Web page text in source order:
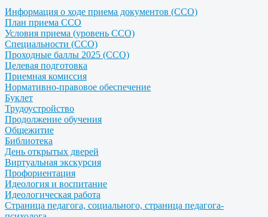
Информация о ходе приема документов (ССО)
План приема ССО
Условия приема (уровень ССО)
Специальности (ССО)
Проходные баллы 2025 (ССО)
Целевая подготовка
Приемная комиссия
Нормативно-правовое обеспечение
Буклет
Трудоустройство
Продолжение обучения
Общежитие
Библиотека
День открытых дверей
Виртуальная экскурсия
Профориентация
Идеология и воспитание
Идеологическая работа
Страница педагога, социального, страница педагога-